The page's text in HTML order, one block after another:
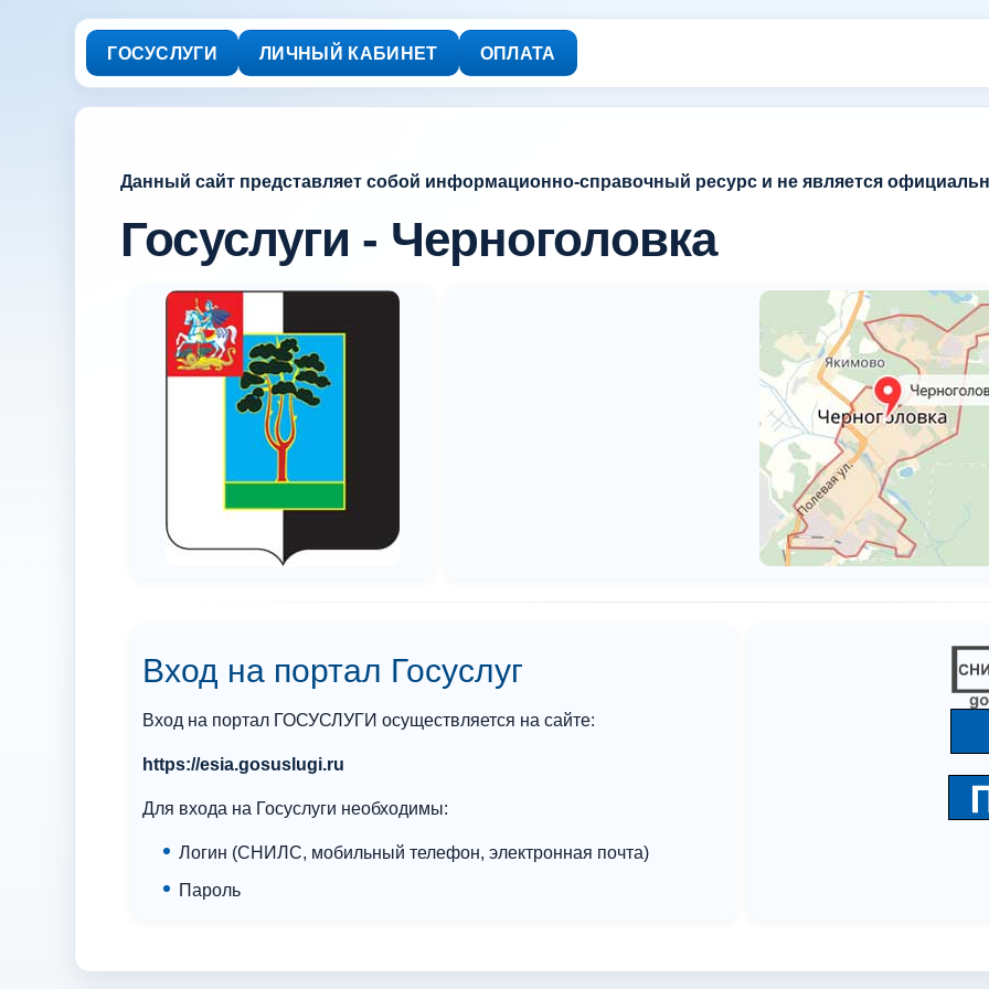
ГОСУСЛУГИ ЛИЧНЫЙ КАБИНЕТ ОПЛАТА
Данный сайт представляет собой информационно-справочный ресурс и не является
Госуслуги - Черноголовка
Вход на портал Госуслуг
Вход на портал ГОСУСЛУГИ осуществляется на сайте:
https://esia.gosuslugi.ru
Для входа на Госуслуги необходимы:
Логин (СНИЛС, мобильный телефон, электронная почта)
Пароль